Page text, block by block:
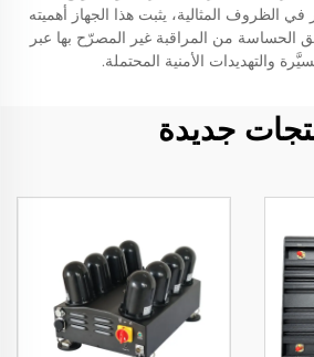
يصل إلى 1000 متر في الظروف المثالية، يثبت هذا الجهاز أهميته
الحساسة من المراقبة غير المصرّح بها عبر
والتهديدات الأمنية المحتملة.
جديدة